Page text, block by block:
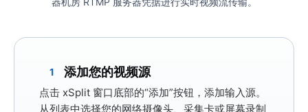
1 添加您的视频源
点击 xSplit 窗口底部的“添加”按钮，添加输入源。
从列表中选择您的网络摄像头、采集卡或屏幕录制